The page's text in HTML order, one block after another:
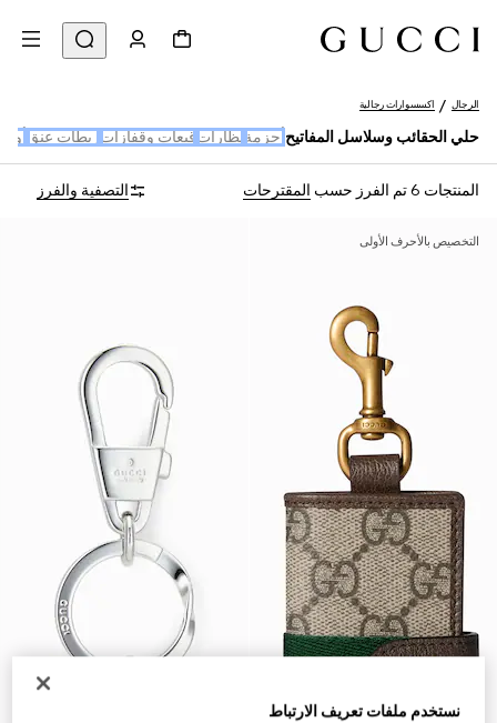
الرجال اكسسوارات رجالية
حلي الحقائب وسلاسل المفاتيح أحزمة نظارات قبعات وقفازات ربطات عنق
المنتجات 6 تم الفرز حسب المقترحات التصفية والفرز
التخصيص بالأحرف الأولى
نستخدم ملفات تعريف الارتباط